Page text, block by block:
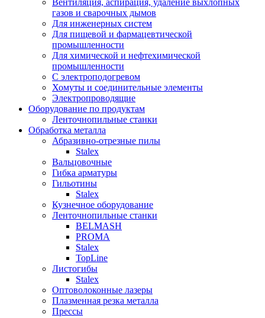
Вентиляция, аспирация, удаление выхлопных
газов и сварочных дымов
Для инженерных систем
Для пищевой и фармацевтической
промышленности
Для химической и нефтехимической
промышленности
С электроподогревом
Хомуты и соединительные элементы
Электропроводящие
Оборудование по продуктам
Ленточнопильные станки
Обработка металла
Абразивно-отрезные пилы
Stalex
Вальцовочные
Гибка арматуры
Гильотины
Stalex
Кузнечное оборудование
Ленточнопильные станки
BELMASH
PROMA
Stalex
TopLine
Листогибы
Stalex
Оптоволоконные лазеры
Плазменная резка металла
Прессы